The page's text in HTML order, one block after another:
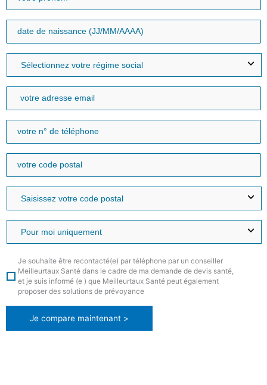
Je souhaite être recontacté(e) par téléphone par un conseiller
Meilleurtaux Santé dans le cadre de ma demande de devis santé,
et je suis informé (e ) que Meilleurtaux Santé peut également
proposer des solutions de prévoyance
Je compare maintenant >